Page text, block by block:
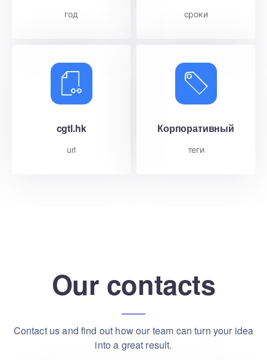
год сроки
cgtl.hk
url
Корпоративный
теги
Our contacts
Contact us and find out how our team can turn your idea
into a great result.